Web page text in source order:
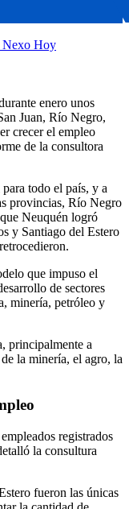
Nexo Hoy
enero unos
Juan, Río Negro,
crecer el empleo
de la consultora
todo el país, y a
provincias, Río Negro
Neuquén logró
y Santiago del Estero
que impuso el
de sectores
minería, petróleo y
principalmente a
la minería, el agro, la
registrados
la consultura
fueron las únicas